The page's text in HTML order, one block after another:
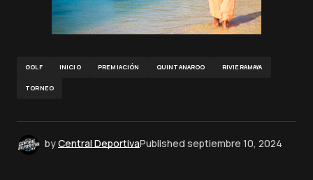
GOLF INICIO PREMIACIÓN QUINTANAROO RIVIERAMAYA
TORNEO
byCentral DeportivaPublished septiembre 10, 2024